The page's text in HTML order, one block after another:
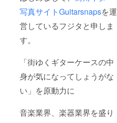
写真サイトGuitarsnapsを運
営しているフジタと申しま
す。
「街ゆくギターケースの中
身が気になってしょうがな
い」を原動力に
音楽業界、楽器業界を盛り